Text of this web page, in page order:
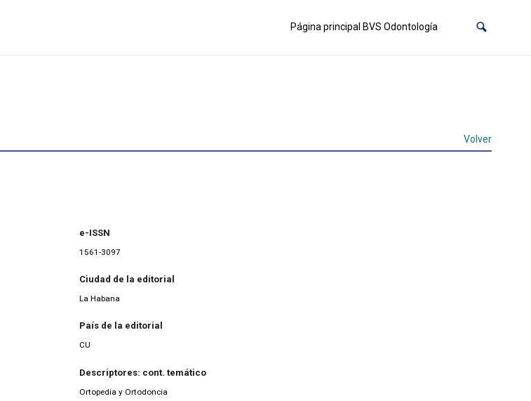
Página principal BVS Odontología
Volver
e-ISSN
1561-3097
Ciudad de la editorial
La Habana
País de la editorial
CU
Descriptores: cont. temático
Ortopedia y Ortodoncia